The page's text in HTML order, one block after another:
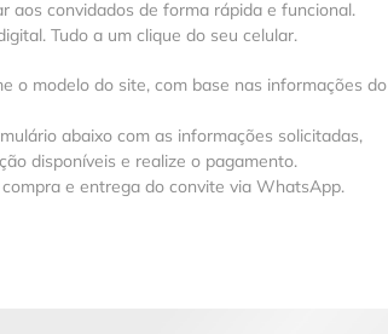
aos convidados de forma rápida e funcional.
Tudo a um clique do seu celular.
o modelo do site, com base nas informações do
abaixo com as informações solicitadas,
disponíveis e realize o pagamento.
e entrega do convite via WhatsApp.